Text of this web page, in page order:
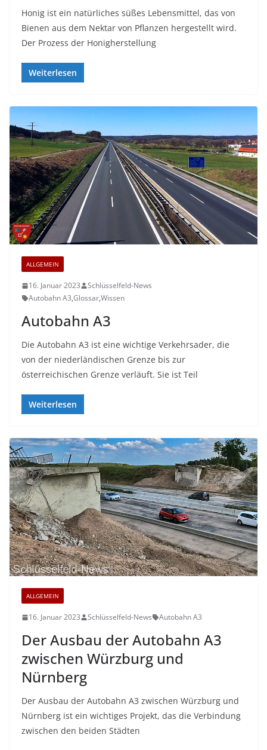
Honig ist ein natürliches süßes Lebensmittel, das von
Bienen aus dem Nektar von Pflanzen hergestellt wird.
Der Prozess der Honigherstellung
Weiterlesen
ALLGEMEIN
16. Januar 2023
Schlüsselfeld-News
Autobahn A3,Glossar,Wissen
Autobahn A3
Die Autobahn A3 ist eine wichtige Verkehrsader, die
von der niederländischen Grenze bis zur
österreichischen Grenze verläuft. Sie ist Teil
Weiterlesen
ALLGEMEIN
16. Januar 2023 Schlüsselfeld-News Autobahn A3
Der Ausbau der Autobahn A3
zwischen Würzburg und
Nürnberg
Der Ausbau der Autobahn A3 zwischen Würzburg und
Nürnberg ist ein wichtiges Projekt, das die Verbindung
zwischen den beiden Städten